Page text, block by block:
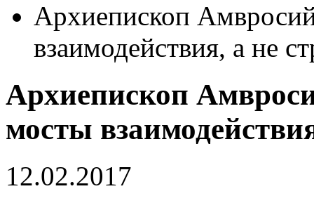
Архиепископ
взаимодействия, а не
Архиепископ
мосты
12.02.2017